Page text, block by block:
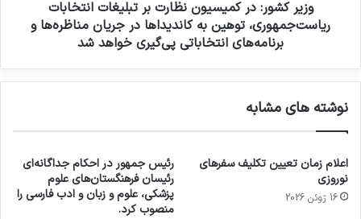
وزیر کشور: در کمیسیون نظارت بر تبلیغات انتخابات
ریاست‌جمهوری، توهین به کاندیداها در جریان مناظره‌ها و
برنامه‌های انتخاباتی پی‌گیری خواهد شد
نوشته های مشابه
اعلام زمان تعیین تکلیف سفرهای
نوروزی
16 ژوئن 2026
رئیس جمهور در احکام جداگانه‌ای
رئیسان فرهنگستان‌های علوم
پزشکی، علوم و زبان و ادب فارسی را
منصوب کرد.